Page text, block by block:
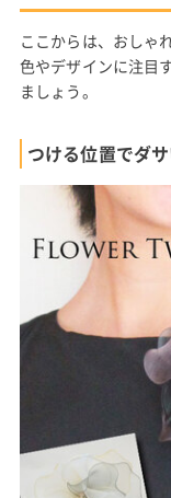
ここからは、おしゃ
色やデザインに注目
ましょう。
つける位置でダ